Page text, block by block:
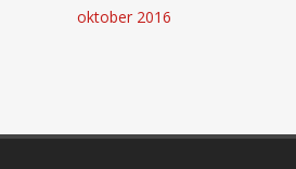
oktober 2016